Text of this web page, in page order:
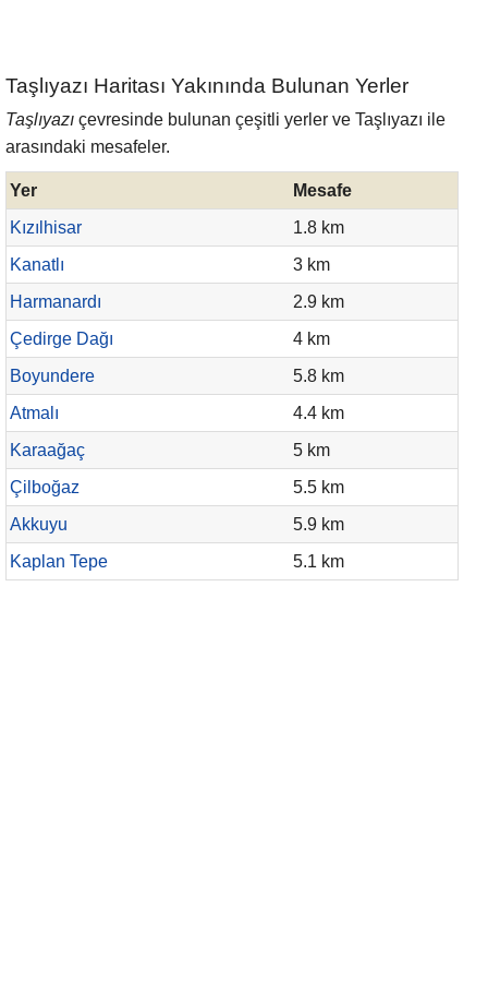
Taşlıyazı Haritası Yakınında Bulunan Yerler
Taşlıyazı çevresinde bulunan çeşitli yerler ve Taşlıyazı ile
arasındaki mesafeler.
Yer
Mesafe
Kızılhisar
1.8 km
Kanatlı
3 km
Harmanardı
2.9 km
Çedirge Dağı
4 km
Boyundere
5.8 km
Atmalı
4.4 km
Karaağaç
5 km
Çilboğaz
5.5 km
Akkuyu
5.9 km
Kaplan Tepe
5.1 km